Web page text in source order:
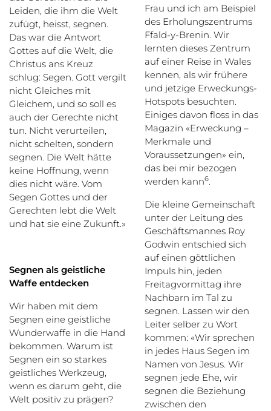
Leiden, die ihm die Welt
zufügt, heisst, segnen.
Das war die Antwort
Gottes auf die Welt, die
Christus ans Kreuz
schlug: Segen. Gott vergilt
nicht Gleiches mit
Gleichem, und so soll es
auch der Gerechte nicht
tun. Nicht verurteilen,
nicht schelten, sondern
segnen. Die Welt hätte
keine Hoffnung, wenn
dies nicht wäre. Vom
Segen Gottes und der
Gerechten lebt die Welt
und hat sie eine Zukunft.»
Segnen als geistliche
Waffe entdecken
Wir haben mit dem
Segnen eine geistliche
Wunderwaffe in die Hand
bekommen. Warum ist
Segnen ein so starkes
geistliches Werkzeug,
wenn es darum geht, die
Welt positiv zu prägen?
Frau und ich am Beispiel
des Erholungszentrums
Ffald-y-Brenin. Wir
lernten dieses Zentrum
auf einer Reise in Wales
kennen, als wir frühere
und jetzige Erweckungs-
Hotspots besuchten.
Einiges davon floss in das
Magazin «Erweckung –
Merkmale und
Voraussetzungen» ein,
das bei mir bezogen
werden kann6.
Die kleine Gemeinschaft
unter der Leitung des
Geschäftsmannes Roy
Godwin entschied sich
auf einen göttlichen
Impuls hin, jeden
Freitagvormittag ihre
Nachbarn im Tal zu
segnen. Lassen wir den
Leiter selber zu Wort
kommen: «Wir sprechen
in jedes Haus Segen im
Namen von Jesus. Wir
segnen jede Ehe, wir
segnen die Beziehung
zwischen den